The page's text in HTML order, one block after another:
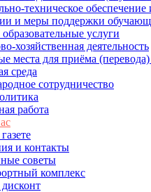
техническое обеспечение
и меры поддержки
услуги
хозяйственная деятельность
места для приёма
среда
сотрудничество
работа
и контакты
советы
комплекс